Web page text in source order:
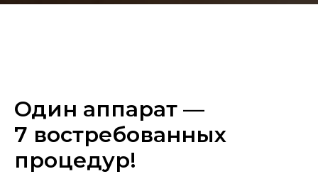
Один аппарат —
7 востребованных
процедур!